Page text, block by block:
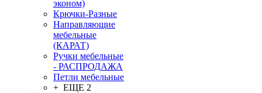
эконом)
Крючки-Разные
Направляющие
мебельные
(КАРАТ)
Ручки мебельные
- РАСПРОДАЖА
Петли мебельные
+ ЕЩЕ 2